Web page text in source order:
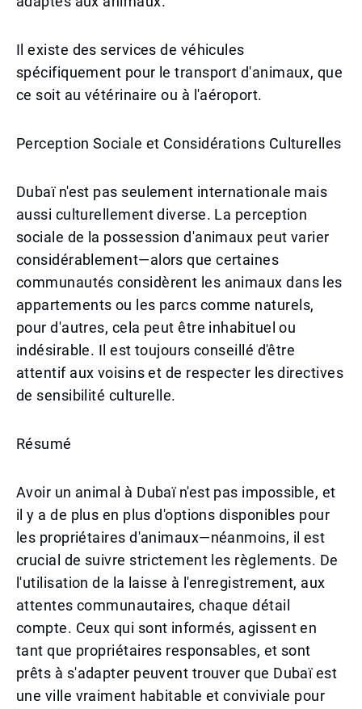
Il existe des services de véhicules
spécifiquement pour le transport d'animaux, que
ce soit au vétérinaire ou à l'aéroport.
Perception Sociale et Considérations Culturelles
Dubaï n'est pas seulement internationale mais
aussi culturellement diverse. La perception
sociale de la possession d'animaux peut varier
considérablement—alors que certaines
communautés considèrent les animaux dans les
appartements ou les parcs comme naturels,
pour d'autres, cela peut être inhabituel ou
indésirable. Il est toujours conseillé d'être
attentif aux voisins et de respecter les directives
de sensibilité culturelle.
Résumé
Avoir un animal à Dubaï n'est pas impossible, et
il y a de plus en plus d'options disponibles pour
les propriétaires d'animaux—néanmoins, il est
crucial de suivre strictement les règlements. De
l'utilisation de la laisse à l'enregistrement, aux
attentes communautaires, chaque détail
compte. Ceux qui sont informés, agissent en
tant que propriétaires responsables, et sont
prêts à s'adapter peuvent trouver que Dubaï est
une ville vraiment habitable et conviviale pour